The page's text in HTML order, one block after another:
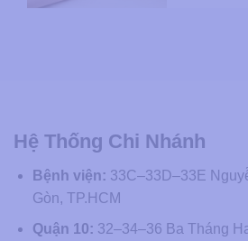
Hệ Thống Chi Nhánh
Bệnh viện: 33C–33D–33E
Gòn, TP.HCM
Quận 10: 32–34–36 Ba Tháng